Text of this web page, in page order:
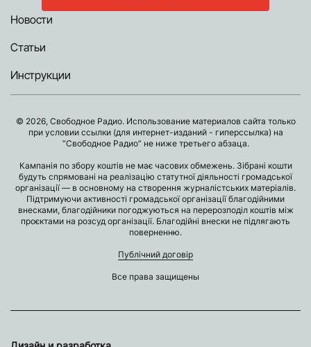
Новости
Статьи
Инструкции
© 2026, Свободное Радио. Использование материалов сайта только
при условии ссылки (для интернет-изданий - гиперссылка) на
“Свободное Радио” не ниже третьего абзаца.
Кампанія по збору коштів не має часових обмежень. Зібрані кошти
будуть спрямовані на реалізацію статутної діяльності громадської
організації — в основному на створення журналістських матеріалів.
Підтримуючи активності громадської організації благодійними
внесками, благодійники погоджуються на перерозподіл коштів між
проєктами на розсуд організації. Благодійні внески не підлягають
поверненню.
Публічний договір
Все права защищены